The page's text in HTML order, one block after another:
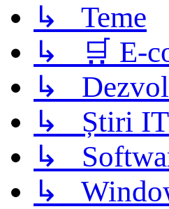
↳ Teme
↳ 🛒 E-
↳
↳ Știri IT
↳
↳